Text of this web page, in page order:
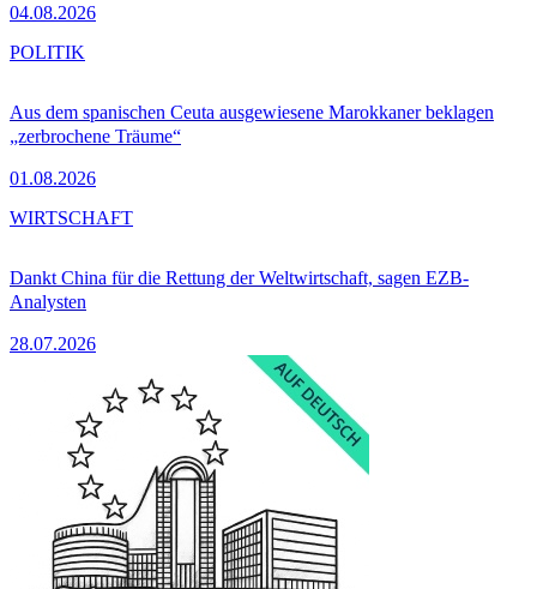
04.08.2026
Aus dem spanischen Ceuta ausgewiesene Marokkaner beklagen
„zerbrochene Träume“
01.08.2026
POLITIK
Dankt China für die Rettung der Weltwirtschaft, sagen EZB-
Analysten
28.07.2026
WIRTSCHAFT